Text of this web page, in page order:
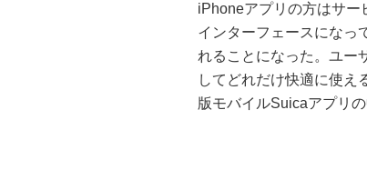
iPhoneアプリの方はサー
インターフェースになっ
れることになった。ユー
してどれだけ快適に使え
版モバイルSuicaアプリ